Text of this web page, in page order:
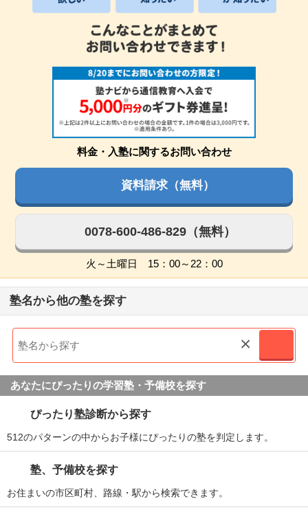
料金・入塾に関するお問い合わせ
資料請求（無料）
0078-600-486-829（無料）
火～土曜日 15：00～22：00
塾名から他の塾を探す
×
あなたにぴったりの学習塾・予備校を探す
ぴったり塾診断から探す
512のパターンの中からお子様にぴったりの塾を判定します。
塾、予備校を探す
お住まいの市区町村、路線・駅から検索できます。